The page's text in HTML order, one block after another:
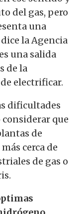
del gas, pero
una
la Agencia
una salida
de la
electrificar.
dificultades
que
de
cerca de
de gas o